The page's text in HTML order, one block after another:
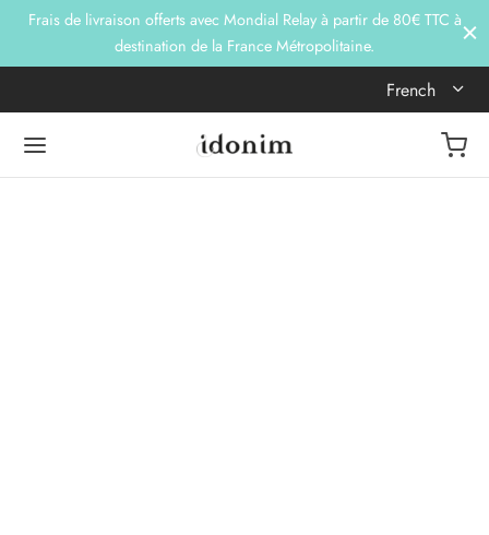
Frais de livraison offerts avec Mondial Relay à partir de 80€ TTC à
destination de la France Métropolitaine.
French